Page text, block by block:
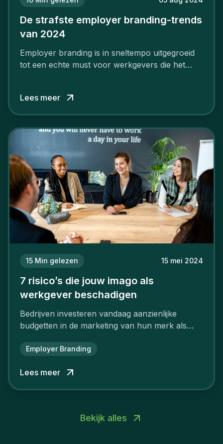
De strafste employer branding-trends
van 2024
Employer branding is in sneltempo uitgegroeid
tot een echte must voor werkgevers die het
Lees meer
15 Min gelezen 15 mei 2024
7 risico’s die jouw imago als
werkgever beschadigen
Bedrijven investeren vandaag aanzienlijke
budgetten in de marketing van hun merk als
Employer Branding
Lees meer
Bekijk alles